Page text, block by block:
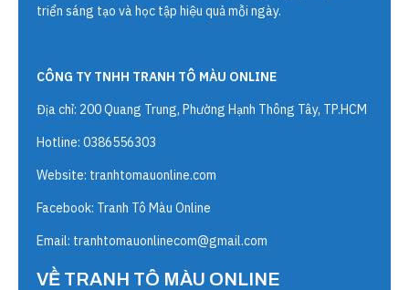
triển sáng tạo và học tập hiệu quả mỗi ngày.
CÔNG TY TNHH TRANH TÔ MÀU ONLINE
Địa chỉ: 200 Quang Trung, Phường Hạnh Thông Tây, TP.HCM
Hotline: 0386556303
Website: tranhtomauonline.com
Facebook: Tranh Tô Màu Online
Email: tranhtomauonlinecom@gmail.com
VỀ TRANH TÔ MÀU ONLINE